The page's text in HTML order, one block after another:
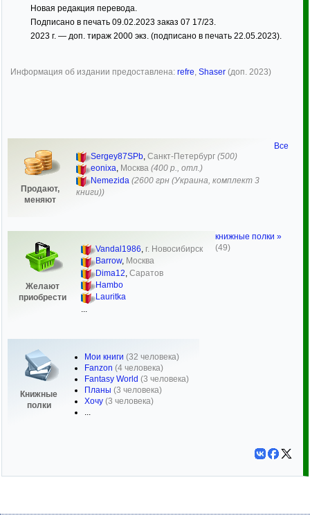
Новая редакция перевода.
Подписано в печать 09.02.2023 заказ 07 17/23.
2023 г. — доп. тираж 2000 экз. (подписано в печать 22.05.2023).
Информация об издании предоставлена: refre Shaser (доп. 2023)
Продают,
меняют
Sergey87SPb, Санкт-Петербург (500)
eonixa, Москва (400 р., отл.)
Nemezida (2600 грн (Украина, комплект 3
книги))
Желают
приобрести
Vandal1986, г. Новосибирск
Barrow, Москва
Dima12 Саратов
Hambo
Lauritka
Книжные
полки
Мои книги (32 человека)
Fanzon (4 человека)
Fantasy World (3 человека)
Планы (3 человека)
Хочу (3 человека)
...
Все
книжные полки »
(49)